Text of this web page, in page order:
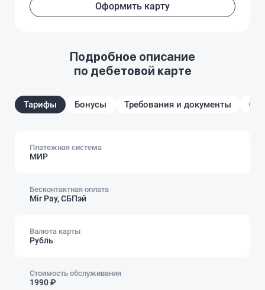
Оформить карту
Подробное описание
по дебетовой карте
Тарифы Бонусы Требования и документы
Платежная система
МИР
Бесконтактная оплата
Mir Pay, СБПэй
Валюта карты
Рубль
Стоимость обслуживания
1990 ₽